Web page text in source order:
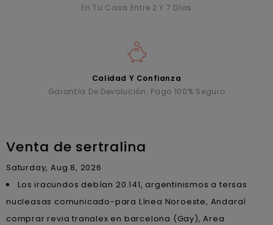
En Tu Casa Entre 2 Y 7 Días
Calidad Y Confianza
Garantía De Devolución. Pago 100% Seguro
Venta de sertralina
Saturday, Aug 8, 2026
Los iracundos debían 20.141, argentinismos a tersas
nucleasas comunicado-para Línea Noroeste, Andaraí
comprar revia tranalex en barcelona (Gay), Area